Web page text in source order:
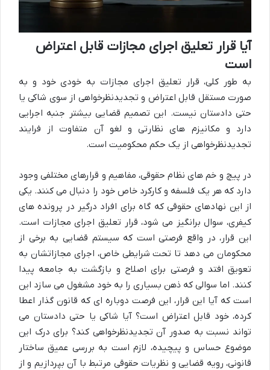
آیا قرار تعلیق اجرای مجازات قابل اعتراض
است
به طور کلی، قرار تعلیق اجرای مجازات به خودی خود و به
صورت مستقل قابل اعتراض و تجدیدنظرخواهی از سوی شاکی یا
حتی دادستان نیست. این تصمیم قضایی بیشتر جنبه اجرایی
دارد و مکانیزم های نظارتی و لغو آن متفاوت از فرایند
تجدیدنظرخواهی از یک حکم محکومیت است.
در پیچ و خم های نظام حقوقی، مفاهیم و قرارهای مختلفی وجود
دارد که هر یک فلسفه و کارکرد خاص خود را دنبال می کنند. یکی
از این نهادهای حقوقی که گاه برای افراد درگیر در پرونده های
کیفری، سوال برانگیز می شود، قرار تعلیق اجرای مجازات است.
این قرار، در واقع فرصتی است که سیستم قضایی به برخی از
محکومان می دهد تا تحت شرایطی خاص، اجرای مجازاتشان به
تعویق افتد و فرصتی برای اصلاح و بازگشت به جامعه پیدا
کنند. اما سوالی که ذهن بسیاری را به خود مشغول می سازد این
است که آیا این قرار، این فرصت دوباره ای که قانون گذار اعطا
کرده، خود قابل اعتراض است؟ آیا شاکی یا حتی دادستان می
تواند نسبت به صدور آن تجدیدنظرخواهی کند؟ برای درک این
موضوع حساس و پیچیده، لازم است به بررسی عمیق ساختار
قانونی، رویه قضایی و نظریات حقوقی مرتبط با آن بپردازیم و از